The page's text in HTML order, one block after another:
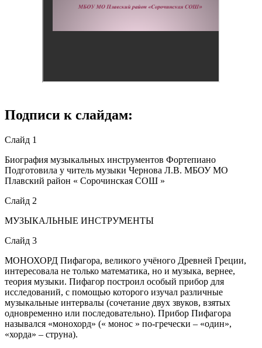
Подписи к слайдам:
Слайд 1
Биография музыкальных инструментов Фортепиано
Подготовила у читель музыки Чернова Л.В. МБОУ МО
Плавский район « Сорочинская СОШ »
Слайд 2
МУЗЫКАЛЬНЫЕ ИНСТРУМЕНТЫ
Слайд 3
МОНОХОРД Пифагора, великого учёного Древней Греции,
интересовала не только математика, но и музыка, вернее,
теория музыки. Пифагор построил особый прибор для
исследований, с помощью которого изучал различные
музыкальные интервалы (сочетание двух звуков, взятых
одновременно или последовательно). Прибор Пифагора
назывался «монохорд» (« монос » по-гречески – «один»,
«хорда» – струна).